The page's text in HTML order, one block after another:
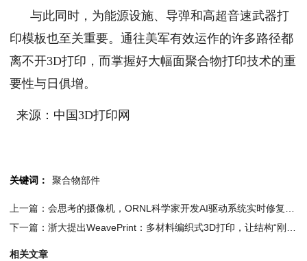
与此同时，为能源设施、导弹和高超音速武器打
印模板也至关重要。通往美军有效运作的许多路径都
离不开3D打印，而掌握好大幅面聚合物打印技术的重
要性与日俱增。
来源：中国3D打印网
关键词： 聚合物部件
相关文章